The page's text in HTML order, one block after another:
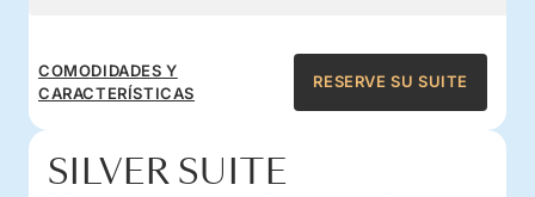
COMODIDADES Y
CARACTERÍSTICAS
RESERVE SU SUITE
SILVER SUITE